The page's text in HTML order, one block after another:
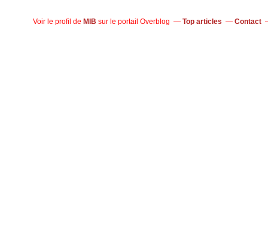
Voir le profil de MIB sur le portail Overblog Top articles Contact